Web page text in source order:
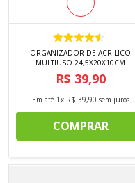
ORGANIZADOR DE ACRILICO
MULTIUSO 24,5X20X10CM
R$ 39,90
Em até 1x R$ 39,90 sem juros
COMPRAR